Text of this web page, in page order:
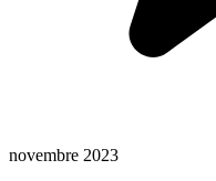
novembre 2023